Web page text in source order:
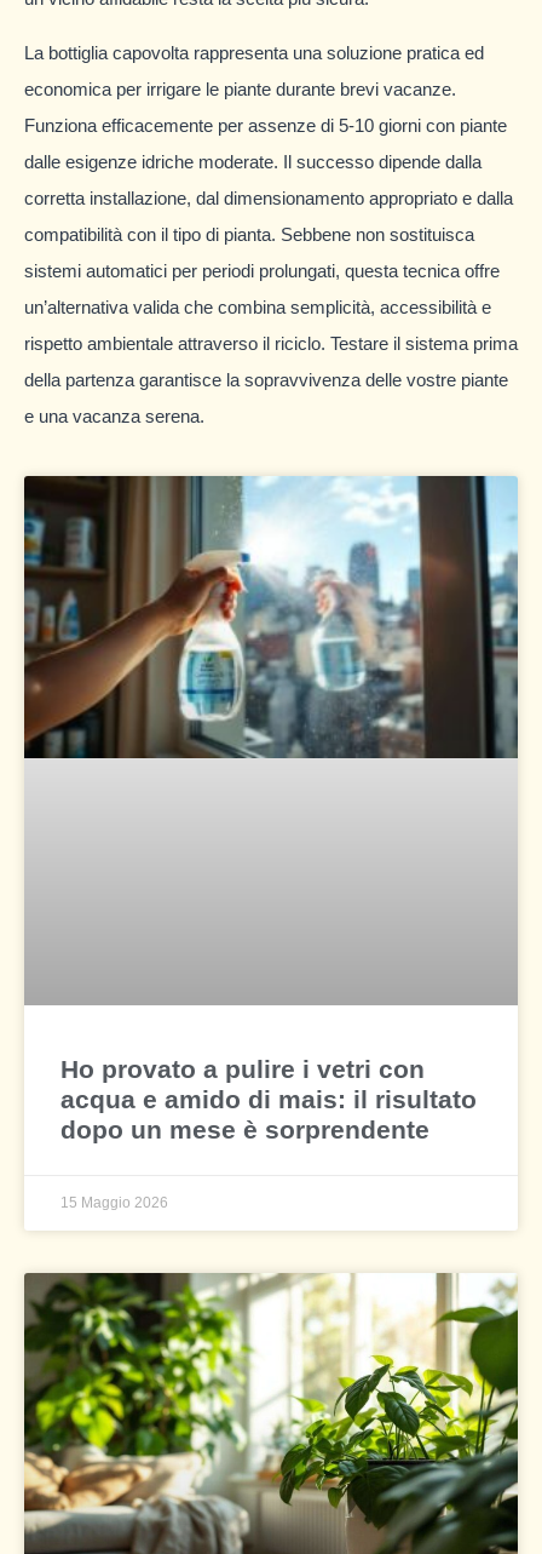
Ho provato a pulire i vetri con
acqua e amido di mais: il risultato
dopo un mese è sorprendente
15 Maggio 2026
La bottiglia capovolta rappresenta una soluzione pratica ed
economica per irrigare le piante durante brevi vacanze.
Funziona efficacemente per assenze di 5-10 giorni con piante
dalle esigenze idriche moderate. Il successo dipende dalla
corretta installazione, dal dimensionamento appropriato e dalla
compatibilità con il tipo di pianta. Sebbene non sostituisca
sistemi automatici per periodi prolungati, questa tecnica offre
un’alternativa valida che combina semplicità, accessibilità e
rispetto ambientale attraverso il riciclo. Testare il sistema prima
della partenza garantisce la sopravvivenza delle vostre piante
e una vacanza serena.